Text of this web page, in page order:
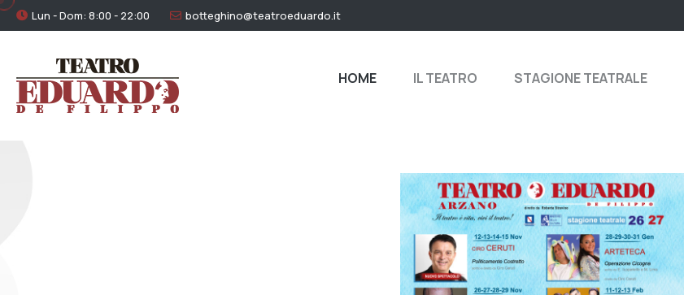
Lun - Dom: 8:00 - 22:00 botteghino@teatroeduardo.it
HOME IL TEATRO STAGIONE TEATRALE